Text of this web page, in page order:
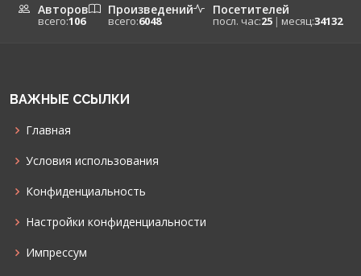
Авторов
всего:106
Произведений
всего:6048
Посетителей
посл. час:25 | месяц:34132
ВАЖНЫЕ ССЫЛКИ
Главная
Условия использования
Конфиденциальность
Настройки конфиденциальности
Импрессум